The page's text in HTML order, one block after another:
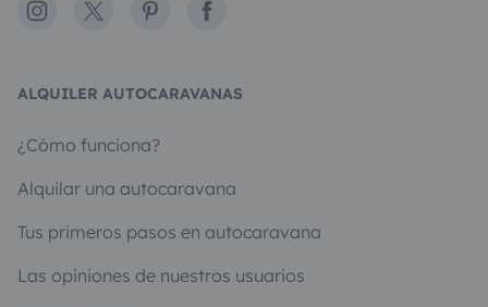
Instagram
X PinterestFacebook
ALQUILER AUTOCARAVANAS
¿Cómo funciona?
Alquilar una autocaravana
Tus primeros pasos en autocaravana
Las opiniones de nuestros usuarios